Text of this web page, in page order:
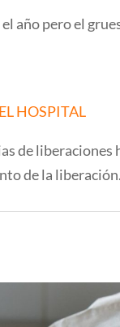
año pero el
HOSPITAL
de liberaciones
de la liberación.